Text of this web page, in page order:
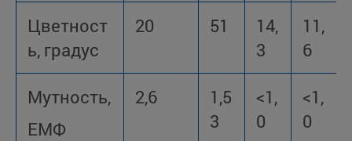
Цветност
ь, градус
20 51
14,
3
11,
6
Мутность,
ЕМФ
2,6
1,5
3
<1,
0
<1,
0